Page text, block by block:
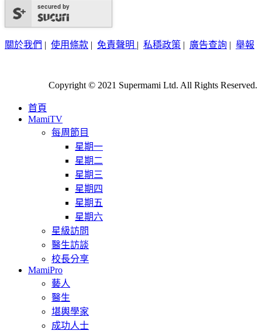
secured by
關於我們 | 使用條款 | 免責聲明 | 私穩政策 | 廣告查詢 | 舉報
Copyright © 2021 Supermami Ltd. All Rights Reserved.
首頁
MamiTV
每周節目
星期一
星期二
星期三
星期四
星期五
星期六
星級訪問
醫生訪談
校長分享
MamiPro
藝人
醫生
堪輿學家
成功人士